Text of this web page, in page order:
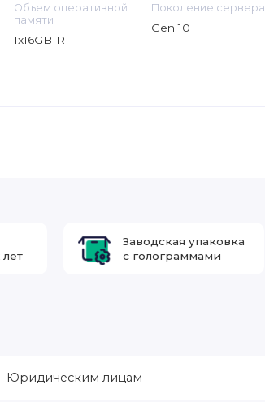
Объем оперативной
памяти
1x16GB-R
Поколение сервера
Gen 10
лет
Заводская упаковка
с голограммами
Юридическим лицам